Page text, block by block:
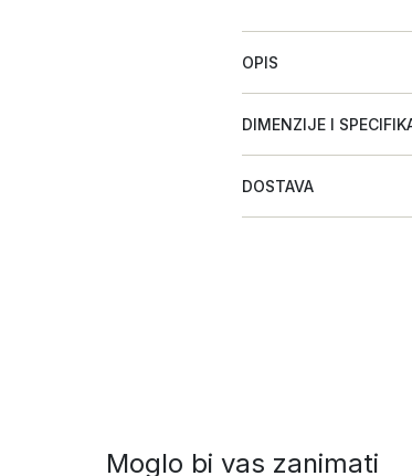
OPIS
DIMENZIJE I
DOSTAVA
Moglo bi vas zanimati